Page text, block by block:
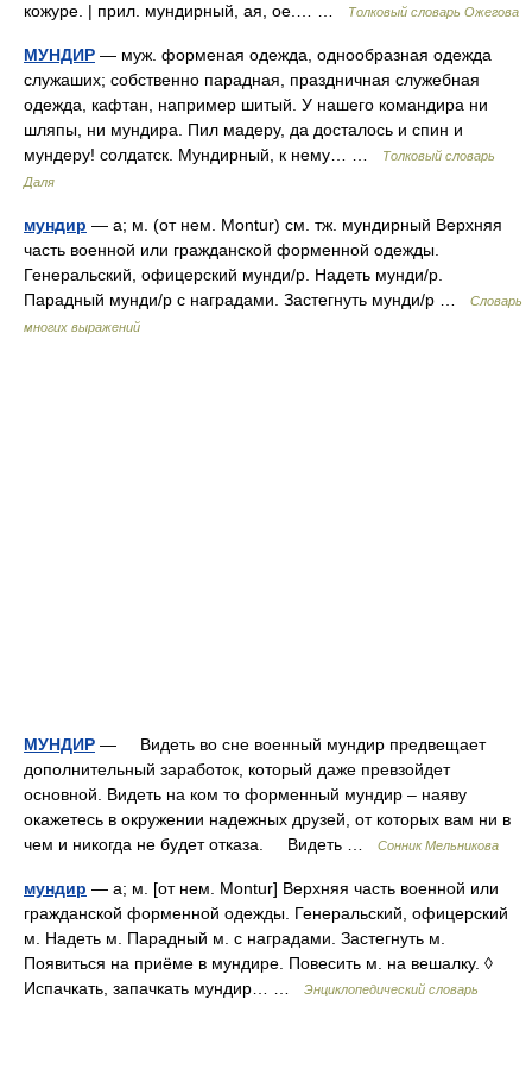
кожуре. | прил. мундирный, ая, ое.… …
Толковый словарь Ожегова
МУНДИР — муж. форменая одежда, однообразная одежда
служаших; собственно парадная, праздничная служебная
одежда, кафтан, например шитый. У нашего командира ни
шляпы, ни мундира. Пил мадеру, да досталось и спин и
мундеру! солдатск. Мундирный, к нему… …
Толковый словарь
Даля
мундир — а; м. (от нем. Montur) см. тж. мундирный Верхняя
часть военной или гражданской форменной одежды.
Генеральский, офицерский мунди/р. Надеть мунди/р.
Парадный мунди/р с наградами. Застегнуть мунди/р …
Словарь
многих выражений
МУНДИР — Видеть во сне военный мундир предвещает
дополнительный заработок, который даже превзойдет
основной. Видеть на ком то форменный мундир – наяву
окажетесь в окружении надежных друзей, от которых вам ни в
чем и никогда не будет отказа. Видеть …
Сонник Мельникова
мундир — а; м. [от нем. Montur] Верхняя часть военной или
гражданской форменной одежды. Генеральский, офицерский
м. Надеть м. Парадный м. с наградами. Застегнуть м.
Появиться на приёме в мундире. Повесить м. на вешалку. ◊
Испачкать, запачкать мундир… …
Энциклопедический словарь